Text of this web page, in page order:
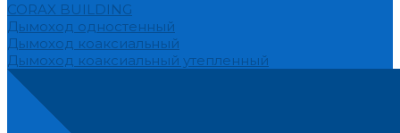
CORAX BUILDING
Дымоход одностенный
Дымоход коаксиальный
Дымоход коаксиальный утепленный